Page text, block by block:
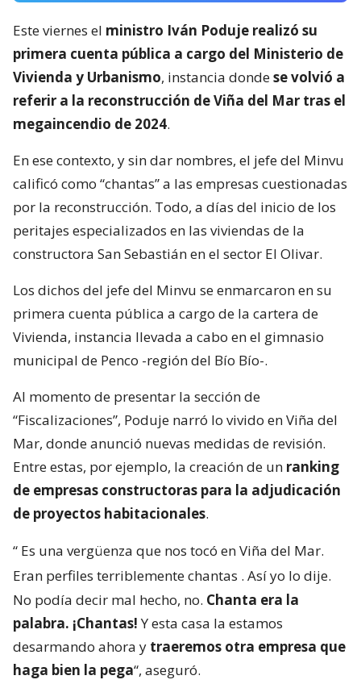
Este viernes el ministro Iván Poduje realizó su
primera cuenta pública a cargo del Ministerio de
Vivienda y Urbanismo, instancia dondese volvió a
referir a la reconstrucción de Viña del Mar tras el
megaincendio de 2024.
En ese contexto, y sin dar nombres, el jefe del Minvu
calificó como “chantas” a las empresas cuestionadas
por la reconstrucción. Todo, a días del inicio de los
peritajes especializados en las viviendas de la
constructora San Sebastián en el sector El Olivar.
Los dichos del jefe del Minvu se enmarcaron en su
primera cuenta pública a cargo de la cartera de
Vivienda, instancia llevada a cabo en el gimnasio
municipal de Penco -región del Bío Bío-.
Al momento de presentar la sección de
“Fiscalizaciones”, Poduje narró lo vivido en Viña del
Mar, donde anunció nuevas medidas de revisión.
Entre estas, por ejemplo, la creación de un ranking
de empresas constructoras para la adjudicación
de proyectos habitacionales.
“ Es una vergüenza que nos tocó en Viña del Mar.
Eran perfiles terriblemente chantas . Así yo lo dije.
No podía decir mal hecho, no. Chanta era la
palabra. ¡Chantas!Y esta casa la estamos
desarmando ahora y traeremos otra empresa que
haga bien la pega“, aseguró.